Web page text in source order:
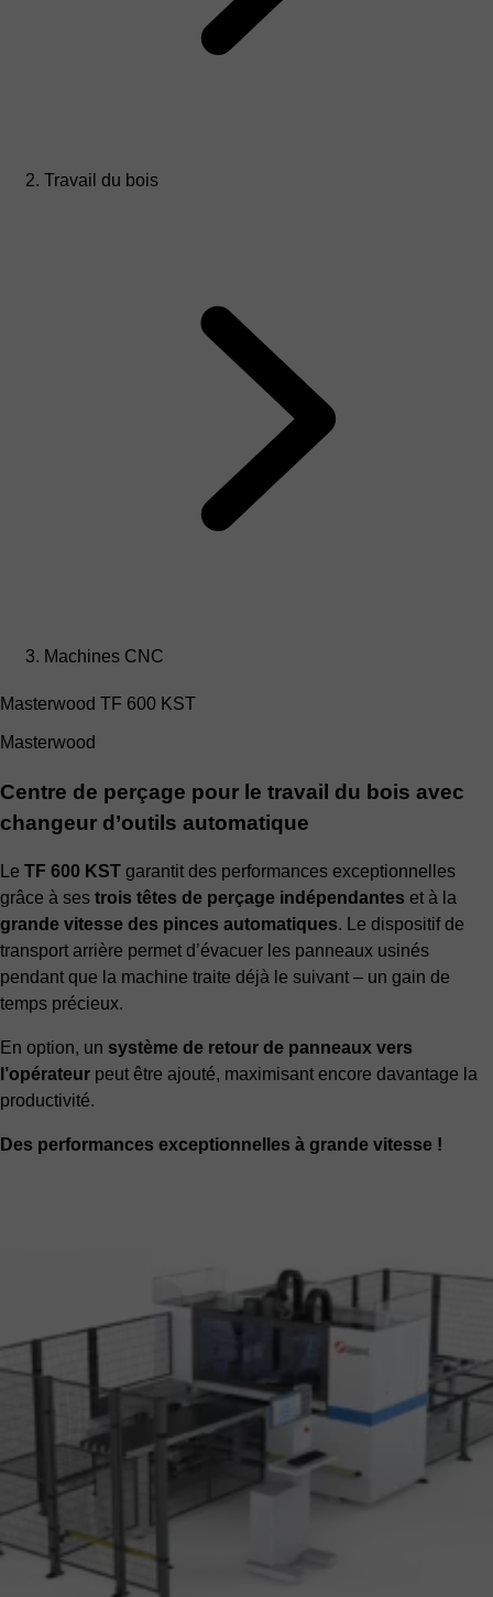
Travail du bois
Machines CNC
Masterwood TF 600 KST
Masterwood
Centre de perçage pour le travail du bois avec
changeur d’outils automatique
Le TF 600 KST garantit des performances exceptionnelles
grâce à ses trois têtes de perçage indépendantes et à la
grande vitesse des pinces automatiques. Le dispositif de
transport arrière permet d’évacuer les panneaux usinés
pendant que la machine traite déjà le suivant – un gain de
temps précieux.
En option, un système de retour de panneaux vers
l’opérateur peut être ajouté, maximisant encore davantage la
productivité.
Des performances exceptionnelles à grande vitesse !